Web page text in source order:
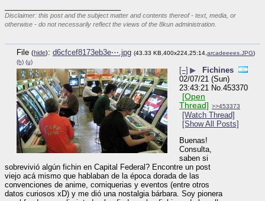
Disclaimer: this post and the subject matter and contents thereof - text, media, or
otherwise - do not necessarily reflect the views of the 8kun administration.
File (hide): d6cfcef8173eb3e⋯.jpg (43.33 KB,400x224,25:14,arcadeeees.JPG)
(h) (u)
[–] ▶
Fichines
02/07/21 (Sun)
23:43:21 No.453370
[Open
Thread] >>453373
[Watch Thread]
[Show All Posts]
Buenas!
Consulta,
saben si
sobrevivió algún fichin en Capital Federal? Encontre un post
viejo acá mismo que hablaban de la época dorada de las
convenciones de anime, comiquerias y eventos (entre otros
datos curiosos xD) y me dió una nostalgia bárbara. Soy pionera